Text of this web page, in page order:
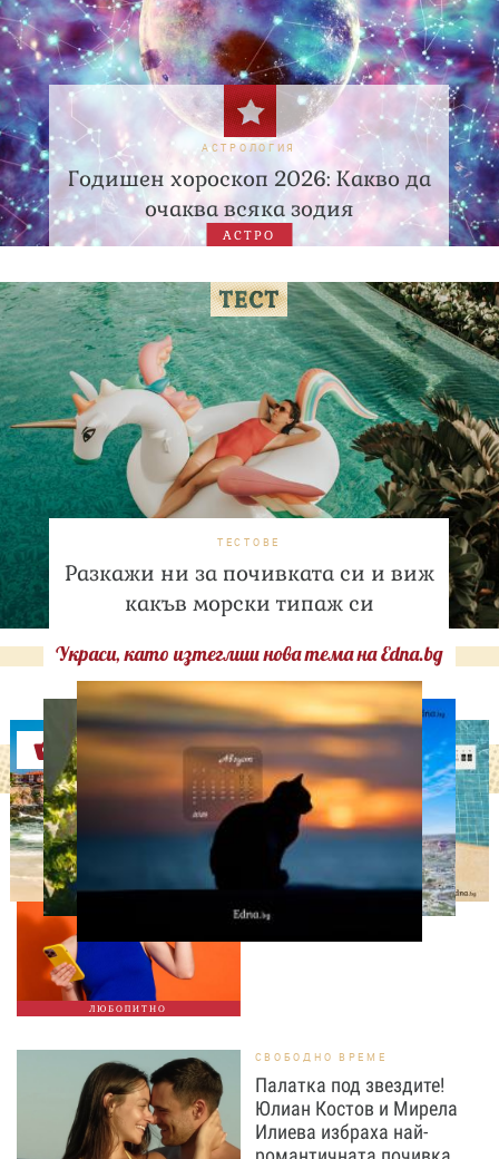
АСТРОЛОГИЯ
Годишен хороскоп 2026: Какво да
очаква всяка зодия
АСТРО
ТЕСТОВЕ
Разкажи ни за почивката си и виж
какъв морски типаж си
Украси, като изтеглиш нова тема на Edna.bg
Оферти
ЛЮБОПИТНО
ЛЮБОПИТНО
ТЕСТ: Какво издава
телефонът ти за теб?
СВОБОДНО ВРЕМЕ
Палатка под звездите!
Юлиан Костов и Мирела
Илиева избраха най-